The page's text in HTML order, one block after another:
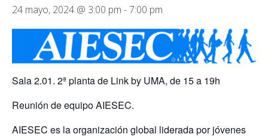
24 mayo, 2024 @ 3:00 pm -7:00 pm
Sala 2.01. 2ª planta de Link by UMA, de 15 a 19h
Reunión de equipo AIESEC.
AIESEC es la organización global liderada por jóvenes